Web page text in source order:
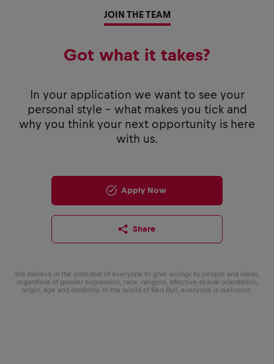
JOIN THE TEAM
Got what it takes?
In your application we want to see your
personal style - what makes you tick and
why you think your next opportunity is here
with us.
Apply Now
Share
We believe in the potential of everyone to give wiiings to people and ideas,
regardless of gender expression, race, religion, affective-sexual orientation,
origin, age and disability. In the world of Red Bull, everyone is welcome.